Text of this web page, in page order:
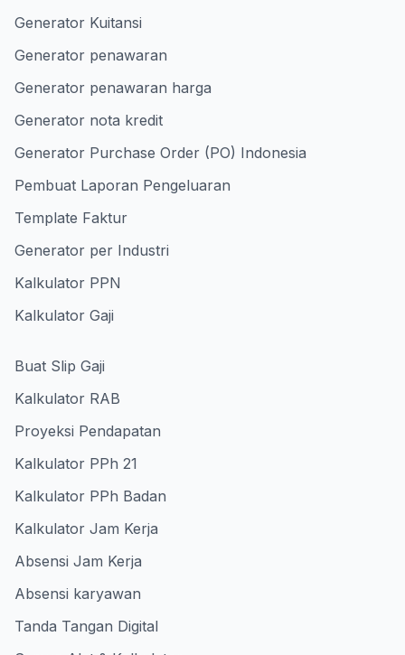
Generator Kuitansi
Generator penawaran
Generator penawaran harga
Generator nota kredit
Generator Purchase Order (PO) Indonesia
Pembuat Laporan Pengeluaran
Template Faktur
Generator per Industri
Kalkulator PPN
Kalkulator Gaji
Buat Slip Gaji
Kalkulator RAB
Proyeksi Pendapatan
Kalkulator PPh 21
Kalkulator PPh Badan
Kalkulator Jam Kerja
Absensi Jam Kerja
Absensi karyawan
Tanda Tangan Digital